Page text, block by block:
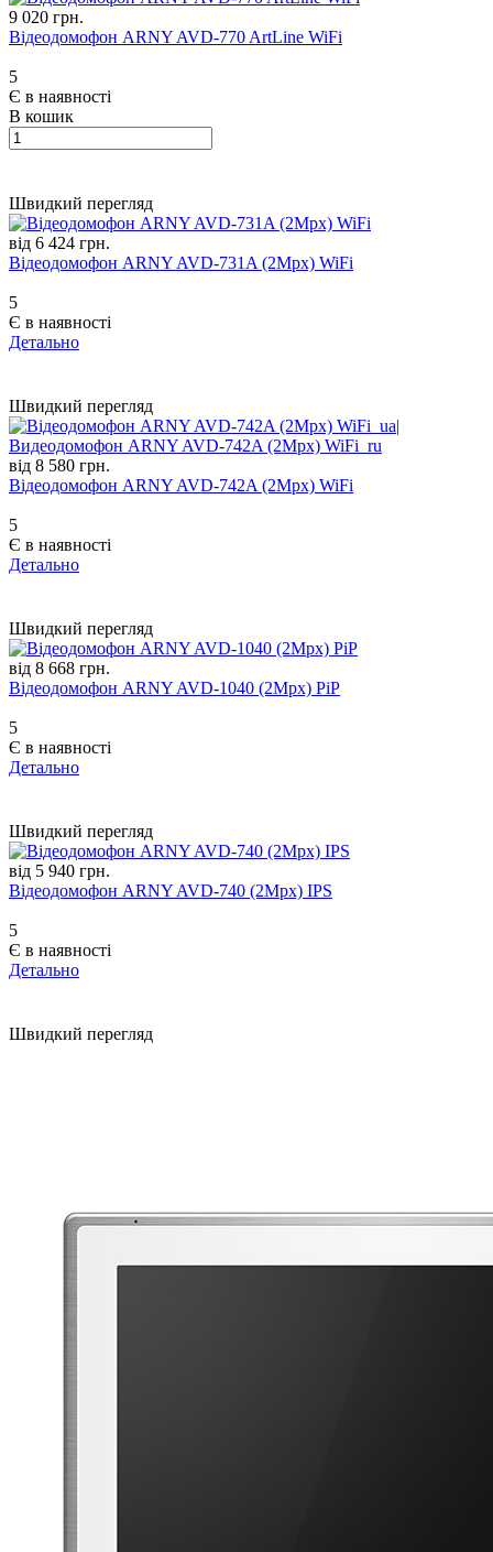
9 020 грн.
Відеодомофон ARNY AVD-770 ArtLine WiFi
5
Є в наявності
В кошик
Швидкий перегляд
від 6 424 грн.
Відеодомофон ARNY AVD-731A (2Mpx) WiFi
5
Є в наявності
Детально
Швидкий перегляд
від 8 580 грн.
Відеодомофон ARNY AVD-742A (2Mpx) WiFi
5
Є в наявності
Детально
Швидкий перегляд
від 8 668 грн.
Відеодомофон ARNY AVD-1040 (2Mpx) PiP
5
Є в наявності
Детально
Швидкий перегляд
від 5 940 грн.
Відеодомофон ARNY AVD-740 (2Mpx) IPS
5
Є в наявності
Детально
Швидкий перегляд